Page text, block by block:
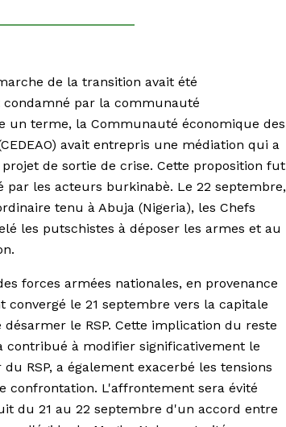
de la transition avait été
par la communauté
un terme, la Communauté économique des
avait entrepris une médiation qui a
de sortie de crise. Cette proposition fut
par les acteurs burkinabè. Le 22 septembre,
tenu à Abuja (Nigeria), les Chefs
les putschistes à déposer les armes et au
forces armées nationales, en provenance
le 21 septembre vers la capitale
le RSP. Cette implication du reste
contribué à modifier significativement le
RSP, a également exacerbé les tensions
confrontation. L'affrontement sera évité
du 21 au 22 septembre d'un accord entre